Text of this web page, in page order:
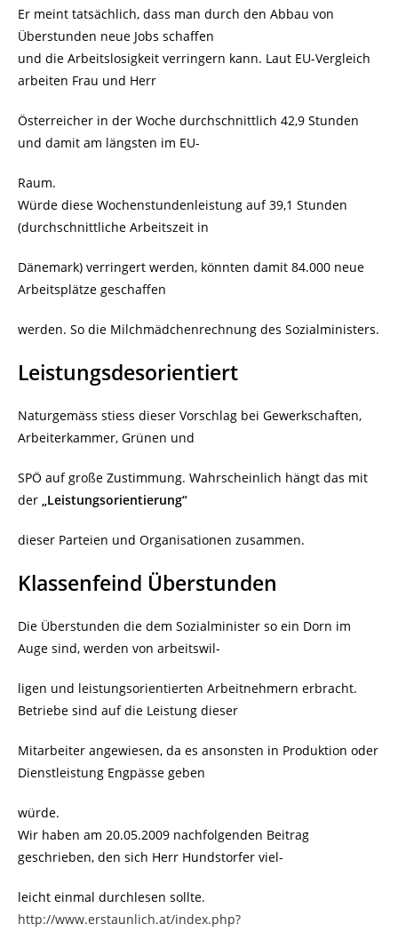
Er meint tatsächlich, dass man durch den Abbau von
Überstunden neue Jobs schaffen
und die Arbeitslosigkeit verringern kann. Laut EU-Vergleich
arbeiten Frau und Herr
Österreicher in der Woche durchschnittlich 42,9 Stunden
und damit am längsten im EU-
Raum.
Würde diese Wochenstundenleistung auf 39,1 Stunden
(durchschnittliche Arbeitszeit in
Dänemark) verringert werden, könnten damit 84.000 neue
Arbeitsplätze geschaffen
werden. So die Milchmädchenrechnung des Sozialministers.
Leistungsdesorientiert
Naturgemäss stiess dieser Vorschlag bei Gewerkschaften,
Arbeiterkammer, Grünen und
SPÖ auf große Zustimmung. Wahrscheinlich hängt das mit
der „Leistungsorientierung“
dieser Parteien und Organisationen zusammen.
Klassenfeind Überstunden
Die Überstunden die dem Sozialminister so ein Dorn im
Auge sind, werden von arbeitswil-
ligen und leistungsorientierten Arbeitnehmern erbracht.
Betriebe sind auf die Leistung dieser
Mitarbeiter angewiesen, da es ansonsten in Produktion oder
Dienstleistung Engpässe geben
würde.
Wir haben am 20.05.2009 nachfolgenden Beitrag
geschrieben, den sich Herr Hundstorfer viel-
leicht einmal durchlesen sollte.
http://www.erstaunlich.at/index.php?